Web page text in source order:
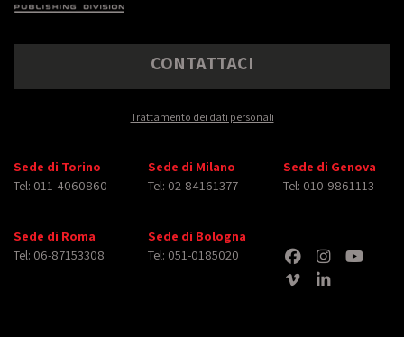
CONTATTACI
Trattamento dei dati personali
Sede di Torino
Tel: 011-4060860
Sede di Milano
Tel: 02-84161377
Sede di Genova
Tel: 010-9861113
Sede di Roma
Tel: 06-87153308
Sede di Bologna
Tel: 051-0185020